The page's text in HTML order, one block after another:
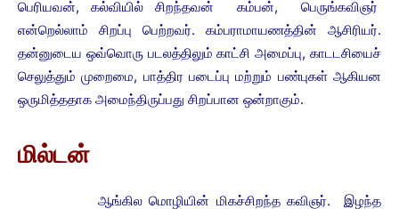
பெரியவன், கல்வியில் சிறந்தவன் கம்பன், பெருங்கவிஞர்
என்றெல்லாம் சிறப்பு பெற்றவர். கம்பராமாயணத்தின் ஆசிரியர்.
தன்னுடைய ஒவ்வொரு படலத்திலும் காட்சி அமைப்பு, காடடசியைச்
செலுத்தும் முறைமை, பாத்திர படைப்பு மற்றும் பண்புகள் ஆகியன
ஒருமித்ததாக அமைந்திருப்பது சிறப்பான ஒன்றாகும்.
மில்டன்
ஆங்கில மொழியின் மிகச்சிறந்த கவிஞர். இழந்த